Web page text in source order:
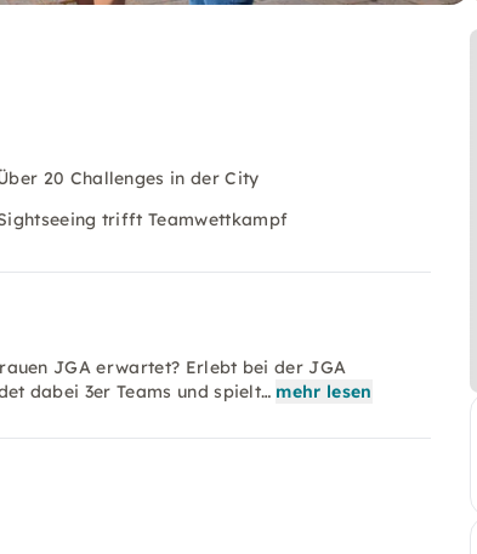
20 Challenges in der City
trifft Teamwettkampf
JGA erwartet? Erlebt bei der JGA
dabei 3er Teams und spielt… mehr lesen